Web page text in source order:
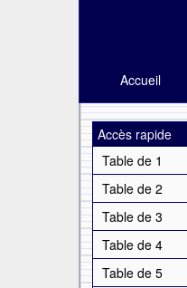
Accueil
Accès rapide
Table de 1
Table de 2
Table de 3
Table de 4
Table de 5